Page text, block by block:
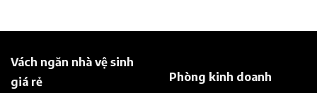
Vách ngăn nhà vệ sinh
giá rẻ
Phòng kinh doanh